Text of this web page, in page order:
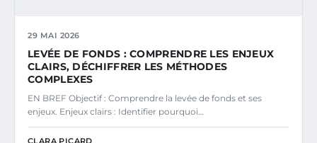
29 MAI 2026
LEVÉE DE FONDS : COMPRENDRE LES ENJEUX
CLAIRS, DÉCHIFFRER LES MÉTHODES
COMPLEXES
EN BREF Objectif : Comprendre la levée de fonds et ses
enjeux. Enjeux clairs : Identifier pourquoi…
CLARA PICARD